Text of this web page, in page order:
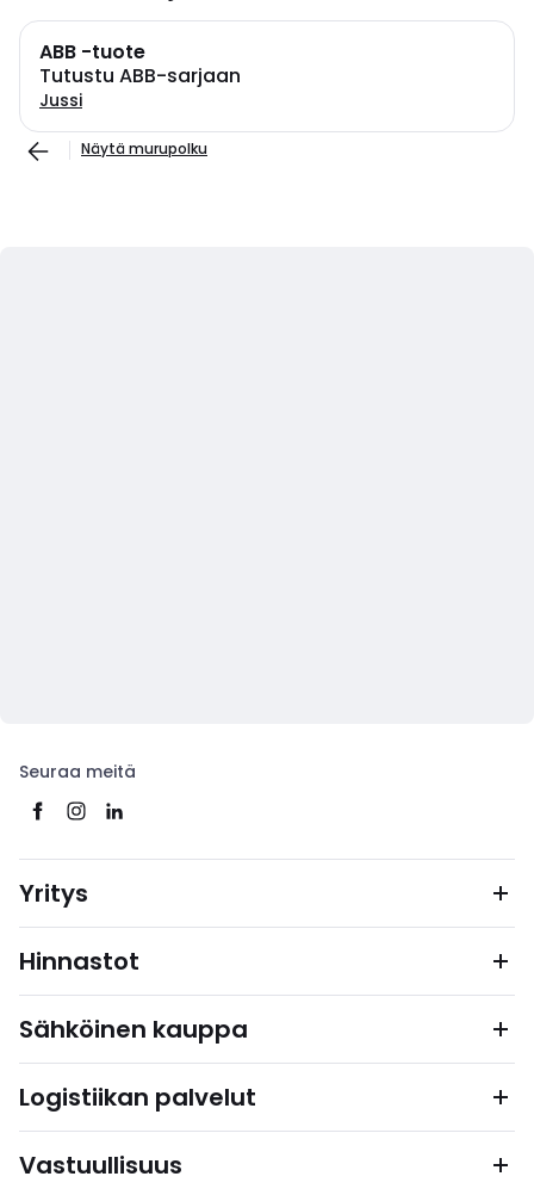
ABB -tuote
Tutustu ABB-sarjaan
Jussi
Näytä murupolku
Seuraa meitä
Yritys
Hinnastot
Sähköinen kauppa
Logistiikan palvelut
Vastuullisuus